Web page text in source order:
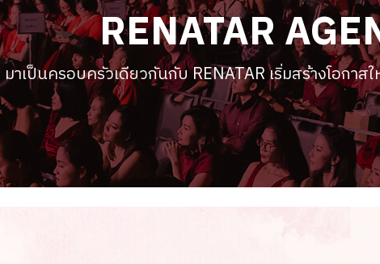
RENATAR
มาเป็นครอบครัวเดียวกันกับ RENATAR เริ่มสร้างโอกา